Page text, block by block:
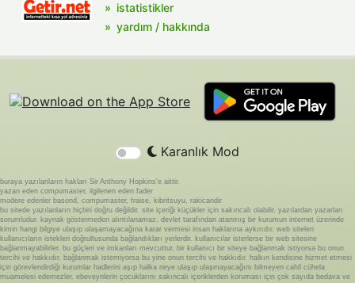
istatistikler
yardım / hakkında
Karanlık Mod
buraya yazılanların hakları Sir Anthony Hopkins'e aittir.
yazan eden compumaster, ilgilenen eden fader
modere edenler basond, compumaster, fraise, kibritsuyu, rakicandir
bu sitede yazılanların hiçbiri doğru değildir. site içeriği küçükler için sakıncalı olabilir. yazılardan yazarları
sorumludur. kaynak göstermeden alıntılanamaz. devlet tarafından atanmış bir kurumun internet üzerinde
kimin hangi bilgiye ulaşıp ulaşamayacağına karar vermesi insan haklarına aykırıdır. web siteleri
kullanıcıların istekleri doğrultusunda bağlandıkları yerlerdir. kullanıcılar isterlerse bir web sitesine
bağlanmayabilirler. bu güçleri ve imkanları mevcuttur. bir kullanıcı bir siteye bağlanmak istiyorsa bu onun
tercihi ve hakkıdır. bağlanmak istemiyorsa bu yine onun tercihi ve hakkıdır. halkın kendisine hizmet etmesi
için görevlendirdiği kurumlar hadlerini aşıp halka neye ulaşıp ulaşmayacağını bilmeyen cahil cühela
muamelesi edemezler. ebeveynlerin çocuklarını sakıncalı içeriklerden koruması için çok sayıda bedava ve